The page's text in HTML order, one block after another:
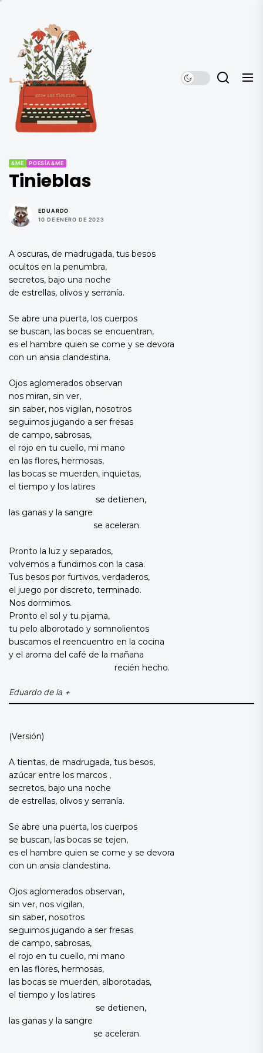
contenido
&ME POESÍA&ME
Tinieblas
EDUARDO
10 DE ENERO DE 2023
A oscuras, de madrugada, tus besos
ocultos en la penumbra,
secretos, bajo una noche
de estrellas, olivos y serranía.
Se abre una puerta, los cuerpos
se buscan, las bocas se encuentran,
es el hambre quien se come y se devora
con un ansia clandestina.
Ojos aglomerados observan
nos miran, sin ver,
sin saber, nos vigilan, nosotros
seguimos jugando a ser fresas
de campo, sabrosas,
el rojo en tu cuello, mi mano
en las flores, hermosas,
las bocas se muerden, inquietas,
el tiempo y los latires
se detienen,
las ganas y la sangre
se aceleran.
Pronto la luz y separados,
volvemos a fundirnos con la casa.
Tus besos por furtivos, verdaderos,
el juego por discreto, terminado.
Nos dormimos.
Pronto el sol y tu pijama,
tu pelo alborotado y somnolientos
buscamos el reencuentro en la cocina
y el aroma del café de la mañana
recién hecho.
Eduardo de la +
(Versión)
A tientas, de madrugada, tus besos,
azúcar entre los marcos ,
secretos, bajo una noche
de estrellas, olivos y serranía.
Se abre una puerta, los cuerpos
se buscan, las bocas se tejen,
es el hambre quien se come y se devora
con un ansia clandestina.
Ojos aglomerados observan,
sin ver, nos vigilan,
sin saber, nosotros
seguimos jugando a ser fresas
de campo, sabrosas,
el rojo en tu cuello, mi mano
en las flores, hermosas,
las bocas se muerden, alborotadas,
el tiempo y los latires
se detienen,
las ganas y la sangre
se aceleran.